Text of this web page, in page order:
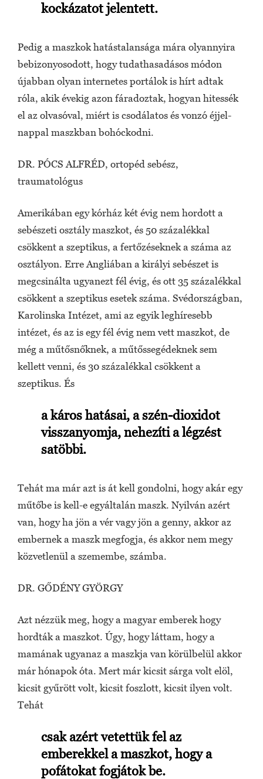
kockázatot jelentett.
Pedig a maszkok hatástalansága mára olyannyira
bebizonyosodott, hogy tudathasadásos módon
újabban olyan internetes portálok is hírt adtak
róla, akik évekig azon fáradoztak, hogyan hitessék
el az olvasóval, miért is csodálatos és vonzó éjjel-
nappal maszkban bohóckodni.
DR. PÓCS ALFRÉD, ortopéd sebész,
traumatológus
Amerikában egy kórház két évig nem hordott a
sebészeti osztály maszkot, és 50 százalékkal
csökkent a szeptikus, a fertőzéseknek a száma az
osztályon. Erre Angliában a királyi sebészet is
megcsinálta ugyanezt fél évig, és ott 35 százalékkal
csökkent a szeptikus esetek száma. Svédországban,
Karolinska Intézet, ami az egyik leghíresebb
intézet, és az is egy fél évig nem vett maszkot, de
még a műtősnőknek, a műtőssegédeknek sem
kellett venni, és 30 százalékkal csökkent a
szeptikus. És
a káros hatásai, a szén-dioxidot
visszanyomja, nehezíti a légzést
satöbbi.
Tehát ma már azt is át kell gondolni, hogy akár egy
műtőbe is kell-e egyáltalán maszk. Nyilván azért
van, hogy ha jön a vér vagy jön a genny, akkor az
embernek a maszk megfogja, és akkor nem megy
közvetlenül a szemembe, számba.
DR. GŐDÉNY GYÖRGY
Azt nézzük meg, hogy a magyar emberek hogy
hordták a maszkot. Úgy, hogy láttam, hogy a
mamának ugyanaz a maszkja van körülbelül akkor
már hónapok óta. Mert már kicsit sárga volt elöl,
kicsit gyűrött volt, kicsit foszlott, kicsit ilyen volt.
Tehát
csak azért vetettük fel az
emberekkel a maszkot, hogy a
pofátokat fogjátok be.